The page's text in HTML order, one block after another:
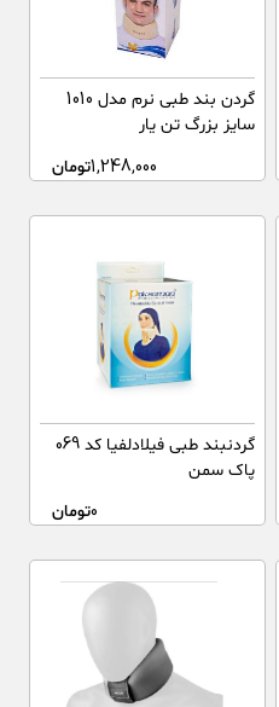
گردن بند طبی نرم مدل 1010
سایز بزرگ تن یار
1,248,000تومان
گردنبند طبی فیلادلفیا کد 069
پاک سمن
0تومان